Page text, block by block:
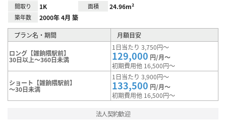
間取り 1K 面積 24.96m²
築年数 2000年 4月 築
プラン名・期間 月額目安
ロング【雑餉隈駅前】
30日以上～360日未満
1日当たり 3,750円～
129,000 円/月～
初期費用他 16,500円～
ショート【雑餉隈駅前】
～30日未満
1日当たり 3,900円～
133,500 円/月～
初期費用他 16,500円～
法人契約歓迎